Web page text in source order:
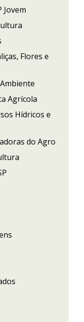
Jovem
Flores e
Agrícola
Hídricos e
do Agro